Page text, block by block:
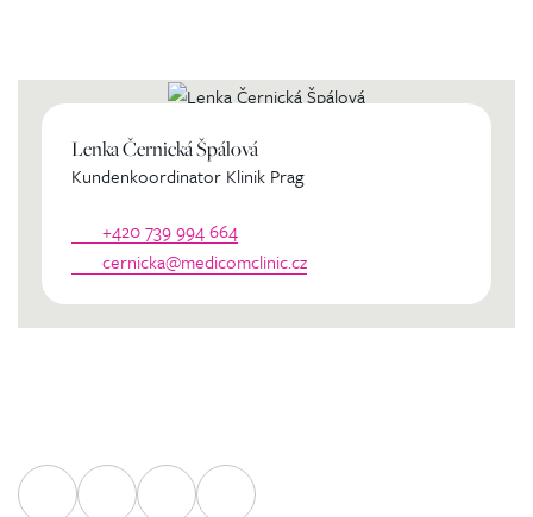
Lenka Černická Špálová
Kundenkoordinator Klinik Prag
+420 739 994 664
cernicka@medicomclinic.cz